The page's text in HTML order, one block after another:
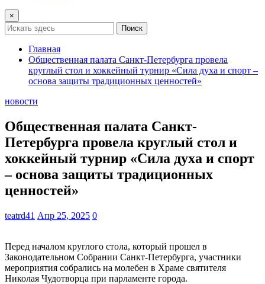
×
Поиск
Главная
Общественная палата Санкт-Петербурга провела
круглый стол и хоккейный турнир «Сила духа и спорт –
основа защиты традиционных ценностей»
новости
Общественная палата Санкт-
Петербурга провела круглый стол и
хоккейный турнир «Сила духа и спорт
– основа защиты традиционных
ценностей»
teatrd41 Апр 25, 2025 0
Перед началом круглого стола, который прошел в
Законодательном Собрании Санкт-Петербурга, участники
мероприятия собрались на молебен в Храме святителя
Николая Чудотворца при парламенте города.